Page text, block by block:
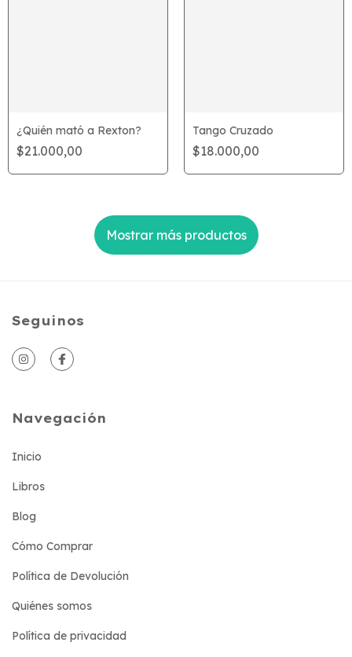
¿Quién mató a Rexton?
$21.000,00
Tango Cruzado
$18.000,00
Mostrar más productos
Seguinos
Navegación
Inicio
Libros
Blog
Cómo Comprar
Política de Devolución
Quiénes somos
Política de privacidad